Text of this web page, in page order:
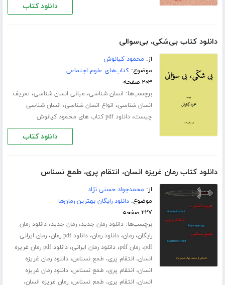
دانلود کتاب
دانلود کتاب بی‌شکی، بی‌سوالی
از: محمود کیانوش
موضوع:کتاب‌های علوم اجتماعی
۲۰۳ صفحه
برچسب‌ها: انسان شناسی، مبانی انسان شناسی، تعریف
انسان شناسی، انواع انسان شناسی، انسان شناسی
چیست،دانلود pdf کتاب های محمود کیانوش
دانلود کتاب
دانلود کتاب رمان غریزه انسان، انتقام پری، طمع نسناس
از: محمدجواد حسنی نژاد
موضوع:دانلود رایگان بهترین رمان‌ها
۲۲۷ صفحه
برچسب‌ها:دانلود رمان جدید،رمان جدید،دانلود رمان
رایگان،رمان،دانلود رمان،دانلود pdf رمان ،رمان ایرانی
pdf،رمان pdf ،دانلود رمان ایرانی،
دانلود pdf رمان غریزه
انسان، انتقام پری، طمع نسناس،دانلود رمان غریزه
انسان، انتقام پری، طمع نسناس،دانلود رمان غریزه
انسان، انتقام پری، طمع نسناس،رمان غریزه انسان،